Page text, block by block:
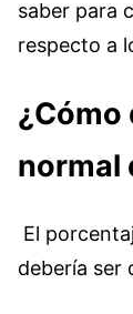
saber para
respecto a
¿Cómo
normal
El
debería ser